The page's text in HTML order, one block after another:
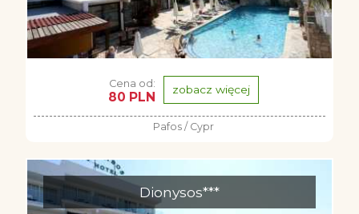
Cena od:
80 PLN zobacz więcej
Pafos / Cypr
Dionysos***